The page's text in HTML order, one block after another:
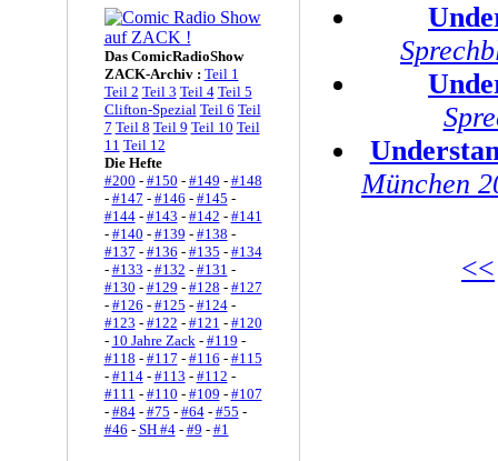
Das ComicRadioShow
ZACK-Archiv : Teil 1
Teil 2 Teil 3 Teil 4 Teil 5
Clifton-Spezial Teil 6 Teil
7 Teil 8 Teil 9 Teil 10 Teil
11 Teil 12
Die Hefte
#200 - #150 - #149 - #148
- #147 - #146 - #145 -
#144- #143 - #142 - #141
- #140 - #139 - #138 -
#137 - #136 - #135 - #134
- #133 - #132 - #131 -
#130 - #129 - #128 - #127
- #126 - #125 - #124-
#123 - #122 - #121 - #120
- 10 Jahre Zack- #119 -
#118 - #117 - #116 - #115
- #114- #113 - #112 -
#111 - #110 - #109 - #107
- #84- #75 - #64- #55 -
#46 - SH #4- #9 - #1
München
<<